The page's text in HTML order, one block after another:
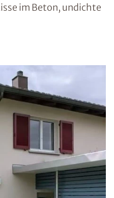
im Beton, undichte